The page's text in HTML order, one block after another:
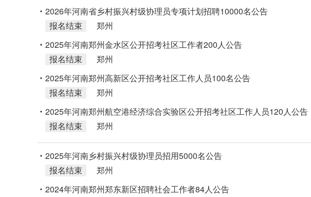
2026年河南省乡村振兴村级协理员专项计划招聘10000名公告
报名结束
郑州
2025年河南郑州金水区公开招考社区工作者200人公告
报名结束
郑州
2025年河南郑州高新区公开招考社区工作人员100名公告
报名结束
郑州
2025年河南郑州航空港经济综合实验区公开招考社区工作人员120人公告
报名结束
郑州
2025年河南乡村振兴村级协理员招用5000名公告
报名结束
郑州
2024年河南郑州郑东新区招聘社会工作者84人公告